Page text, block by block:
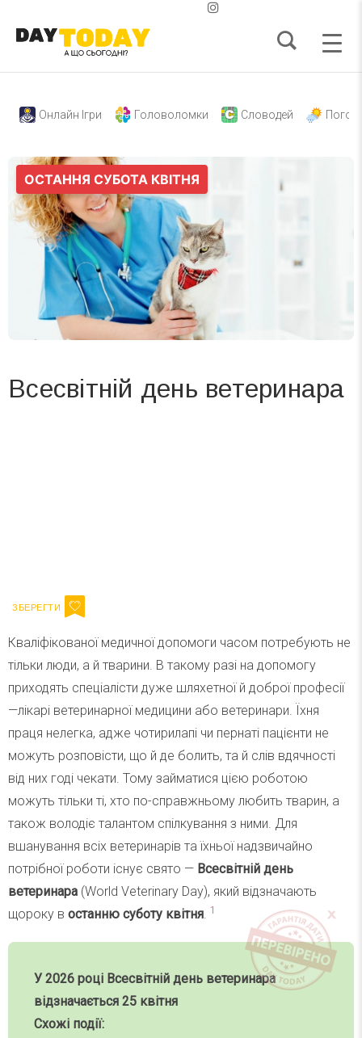
Онлайн Ігри Головоломки Словодей
Всесвітній день ветеринара
Кваліфікованої медичної допомоги часом потребують не
тільки люди, а й тварини. В такому разі на допомогу
приходять спеціалісти дуже шляхетної й доброї професії
—лікарі ветеринарної медицини або ветеринари. Їхня
праця нелегка, адже чотирилапі чи пернаті пацієнти не
можуть розповісти, що й де болить, та й слів вдячності
від них годі чекати. Тому займатися цією роботою
можуть тільки ті, хто по-справжньому любить тварин, а
також володіє талантом спілкування з ними. Для
вшанування всіх ветеринарів та їхньої надзвичайно
потрібної роботи існує свято — Всесвітній день
ветеринара (World Veterinary Day), який відзначають
щороку в останню суботу квітня. 1
У 2026 році Всесвітній день ветеринара
відзначається 25 квітня
Схожі події: